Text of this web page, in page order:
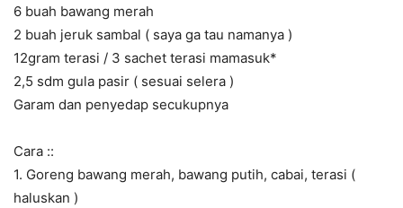
6 buah bawang merah
2 buah jeruk sambal ( saya ga tau namanya )
12gram terasi / 3 sachet terasi mamasuk*
2,5 sdm gula pasir ( sesuai selera )
Garam dan penyedap secukupnya
Cara ::
1. Goreng bawang merah, bawang putih, cabai, terasi (
haluskan )